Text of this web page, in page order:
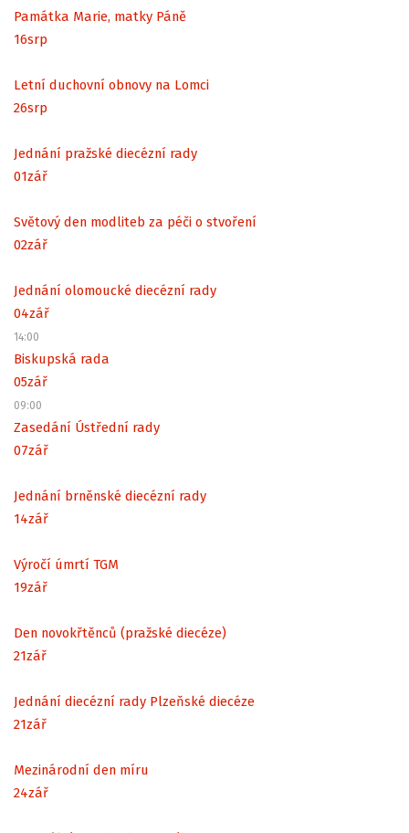
Památka Marie, matky Páně
16srp
Letní duchovní obnovy na Lomci
26srp
Jednání pražské diecézní rady
01zář
Světový den modliteb za péči o stvoření
02zář
Jednání olomoucké diecézní rady
04zář
14:00
Biskupská rada
05zář
09:00
Zasedání Ústřední rady
07zář
Jednání brněnské diecézní rady
14zář
Výročí úmrtí TGM
19zář
Den novokřtěnců (pražské diecéze)
21zář
Jednání diecézní rady Plzeňské diecéze
21zář
Mezinárodní den míru
24zář